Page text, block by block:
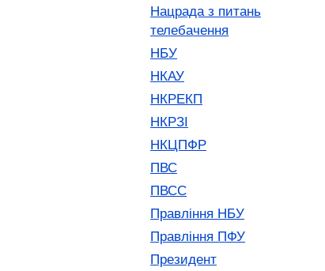
Нацрада з питань
телебачення
НБУ
НКАУ
НКРЕКП
НКРЗІ
НКЦПФР
ПВС
ПВСС
Правління НБУ
Правління ПФУ
Президент